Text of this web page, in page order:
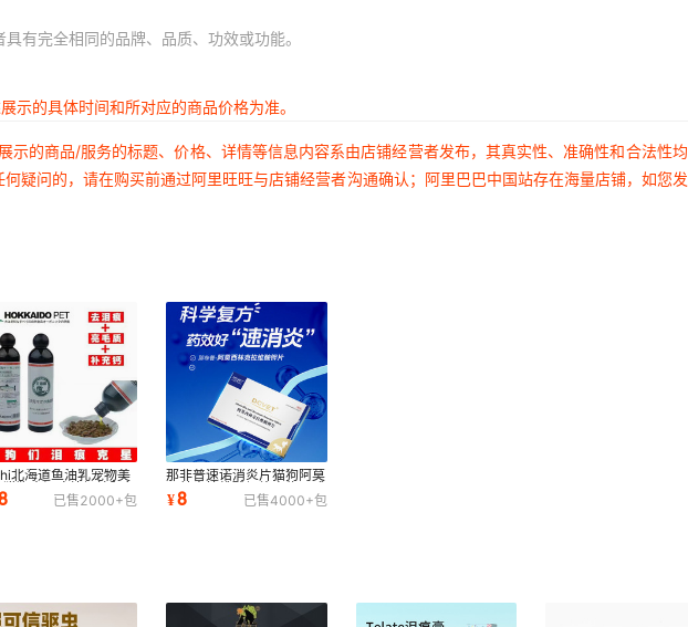
有完全相同的品牌、品质、功效或功能。
的具体时间和所对应的商品价格为准。
的商品/服务的标题、价格、详情等信息内容系由店铺经营者发布，其真实性、准确性和合法性
问的，请在购买前通过阿里旺旺与店铺经营者沟通确认；阿里巴巴中国站存在海量店铺，如您
北海道鱼油乳宠物美
猫狗去泪痕补钙护肝鱼
已售2000+包
那非普速诺消炎片猫狗阿莫
西林克拉维酸钾片宠物用感
冒消炎药猫鼻
¥8 已售4000+包